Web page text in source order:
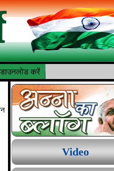
डाउनलोड करें
Video